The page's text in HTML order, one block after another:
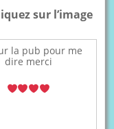
sur l’image
la pub pour me
dire merci